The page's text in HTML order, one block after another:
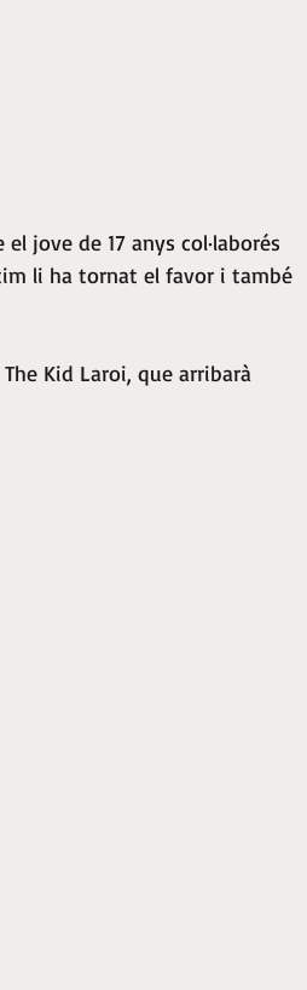
jove de 17 anys col·laborés
li ha tornat el favor i també
Kid Laroi, que arribarà